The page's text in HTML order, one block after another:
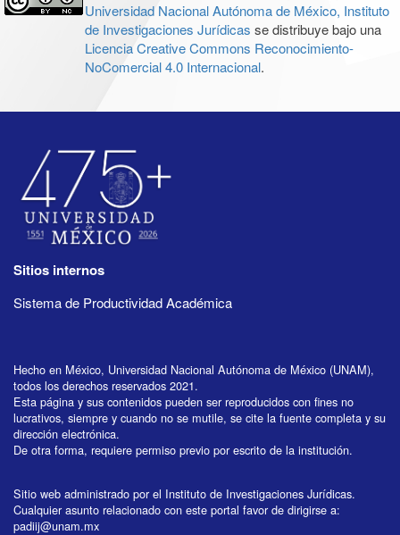
Universidad Nacional Autónoma de México, Instituto
de Investigaciones Jurídicas se distribuye bajo una
Licencia Creative Commons Reconocimiento-
NoComercial 4.0 Internacional.
Sitios internos
Sistema de Productividad Académica
Hecho en México, Universidad Nacional Autónoma de México (UNAM),
todos los derechos reservados 2021.
Esta página y sus contenidos pueden ser reproducidos con fines no
lucrativos, siempre y cuando no se mutile, se cite la fuente completa y su
dirección electrónica.
De otra forma, requiere permiso previo por escrito de la institución.
Sitio web administrado por el Instituto de Investigaciones Jurídicas.
Cualquier asunto relacionado con este portal favor de dirigirse a:
padiij@unam.mx